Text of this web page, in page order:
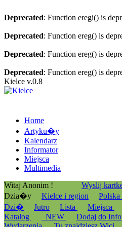
Deprecated: Function eregi() is
Deprecated: Function ereg() is
Deprecated: Function ereg() is
Deprecated: Function ereg() is
Kielce v.0.8
Home
Artyku�y
Kalendarz
Informator
Miejsca
Multimedia
Witaj Anonim !
Wyslij
Dzia�y
Kielce i region Polska
Dzi�
Jutro Lista Miejsca
Katalog
_NEW Dodaj do